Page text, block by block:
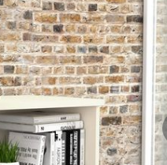
Outdoor
Ampelschirme
Schirmständer
Abdeckhauben & Zubehör